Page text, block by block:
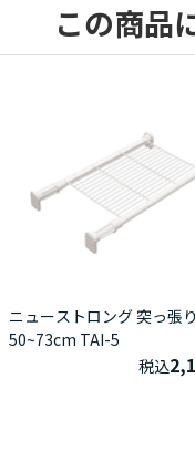
この商品
ニューストロング 突っ張
50~73cm TAI-5
税込